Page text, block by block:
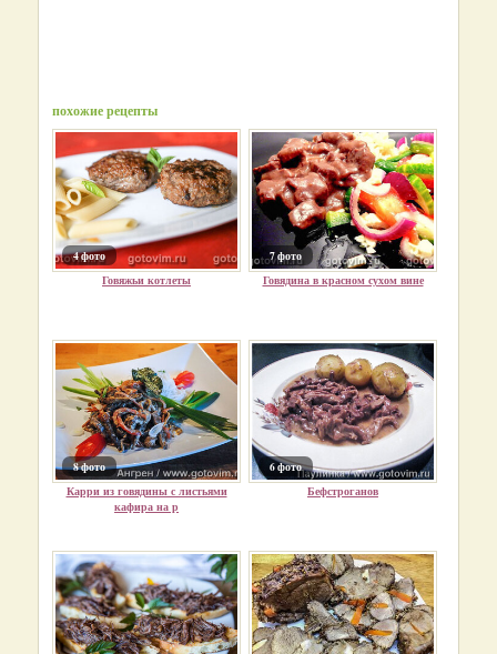
похожие рецепты
4 фото
Говяжьи котлеты
7 фото
Говядина в красном сухом вине
8 фото
Карри из говядины с листьями
кафира на р
6 фото
Бефстроганов